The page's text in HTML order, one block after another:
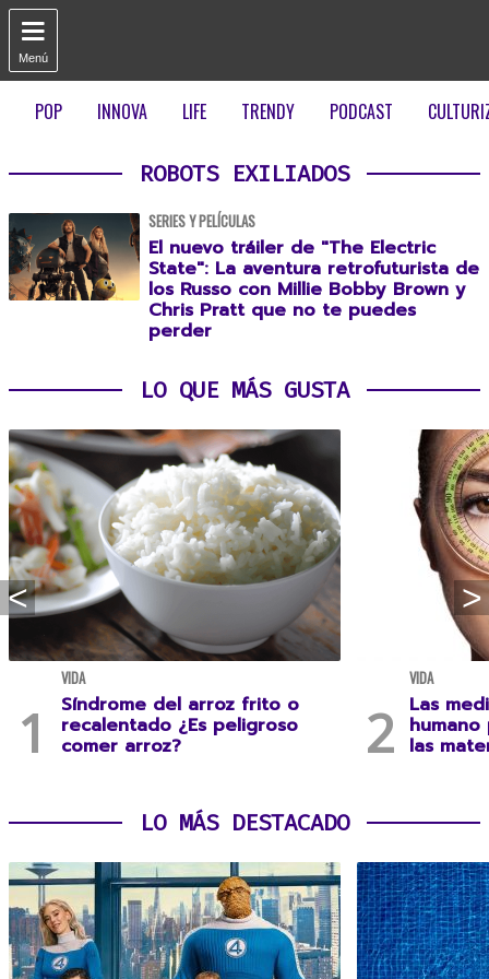

Menú
POP INNOVA LIFE TRENDY PODCAST
ROBOTS EXILIADOS
SERIES Y PELÍCULAS
El nuevo tráiler de "The Electric
State": La aventura retrofuturista de
los Russo con Millie Bobby Brown y
Chris Pratt que no te puedes
perder
LO QUE MÁS GUSTA
VIDA
Síndrome del arroz frito o
recalentado ¿Es peligroso
comer arroz?
VIDA
Las
las
LO MÁS DESTACADO